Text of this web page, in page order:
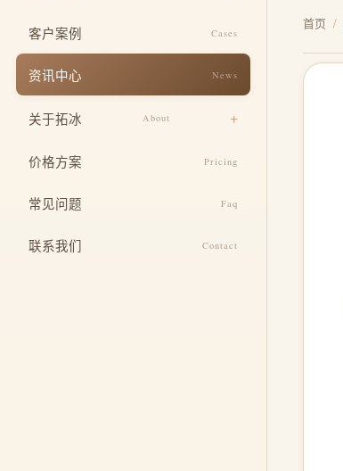
品牌视觉包装
安全与运维
SEO 基础优化
电商零售
餐饮美食
医疗健康
酒店住宿
客户案例 Cases
资讯中心 News
关于拓冰 About
设计团队
价格方案 Pricing
常见问题 Faq
联系我们 Contact
首页 /